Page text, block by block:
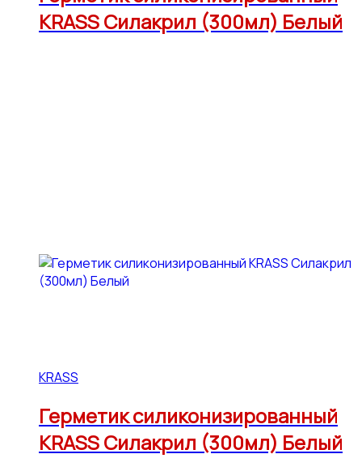
KRASS Силакрил (300мл) Белый
KRASS
Герметик силиконизированный
KRASS Силакрил (300мл) Белый